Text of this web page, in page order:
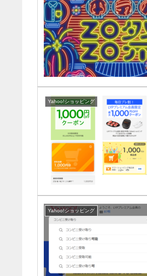
Yahoo!ショッピング
Yahoo!ショッピング